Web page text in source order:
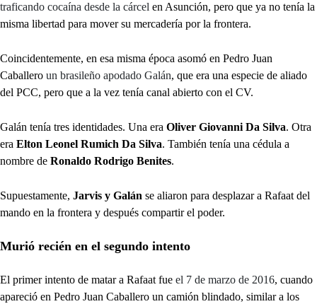
traficando cocaína desde la cárcel en Asunción, pero que ya no tenía la
misma libertad para mover su mercadería por la frontera.
Coincidentemente, en esa misma época asomó en Pedro Juan
Caballero un brasileño apodado Galán, que era una especie de aliado
del PCC, pero que a la vez tenía canal abierto con el CV.
Galán tenía tres identidades. Una era Oliver Giovanni Da Silva. Otra
era Elton Leonel Rumich Da Silva. También tenía una cédula a
nombre de Ronaldo Rodrigo Benites.
Supuestamente, Jarvis y Galán se aliaron para desplazar a Rafaat del
mando en la frontera y después compartir el poder.
Murió recién en el segundo intento
El primer intento de matar a Rafaat fue el 7 de marzo de 2016, cuando
apareció en Pedro Juan Caballero un camión blindado, similar a los